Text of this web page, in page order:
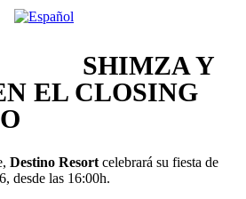
SHIMZA Y
EL CLOSING
Destino Resort celebrará su fiesta de
desde las 16:00h.